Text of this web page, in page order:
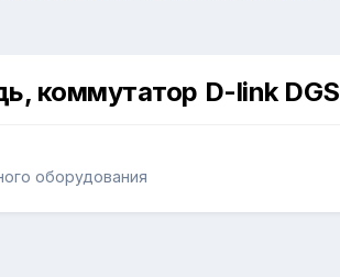
коммутатор D-link DGS
оборудования